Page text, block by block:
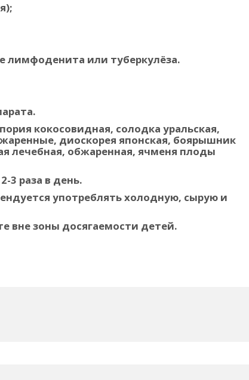
лимфоденита или туберкулёза.
кокосовидная, солодка уральская,
диоскорея японская, боярышник
лечебная, обжаренная, ячменя плоды
3 раза в день.
употреблять холодную, сырую и
вне зоны досягаемости детей.